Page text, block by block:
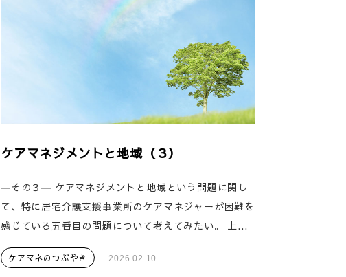
ケアマネジメントと地域（３）
―その３― ケアマネジメントと地域という問題に関し
て、特に居宅介護支援事業所のケアマネジャーが困難を
感じている五番目の問題について考えてみたい。 上...
ケアマネのつぶやき 2026.02.10